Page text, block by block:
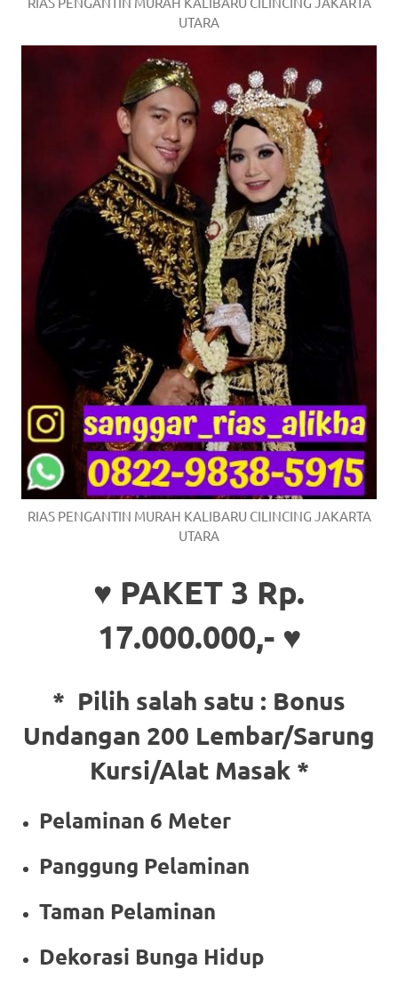
UTARA
RIAS PENGANTIN MURAH KALIBARU CILINCING JAKARTA
UTARA
♥ PAKET 3 Rp.
17.000.000,- ♥
* Pilih salah satu : Bonus
Undangan 200 Lembar/Sarung
Kursi/Alat Masak *
Pelaminan 6 Meter
Panggung Pelaminan
Taman Pelaminan
Dekorasi Bunga Hidup